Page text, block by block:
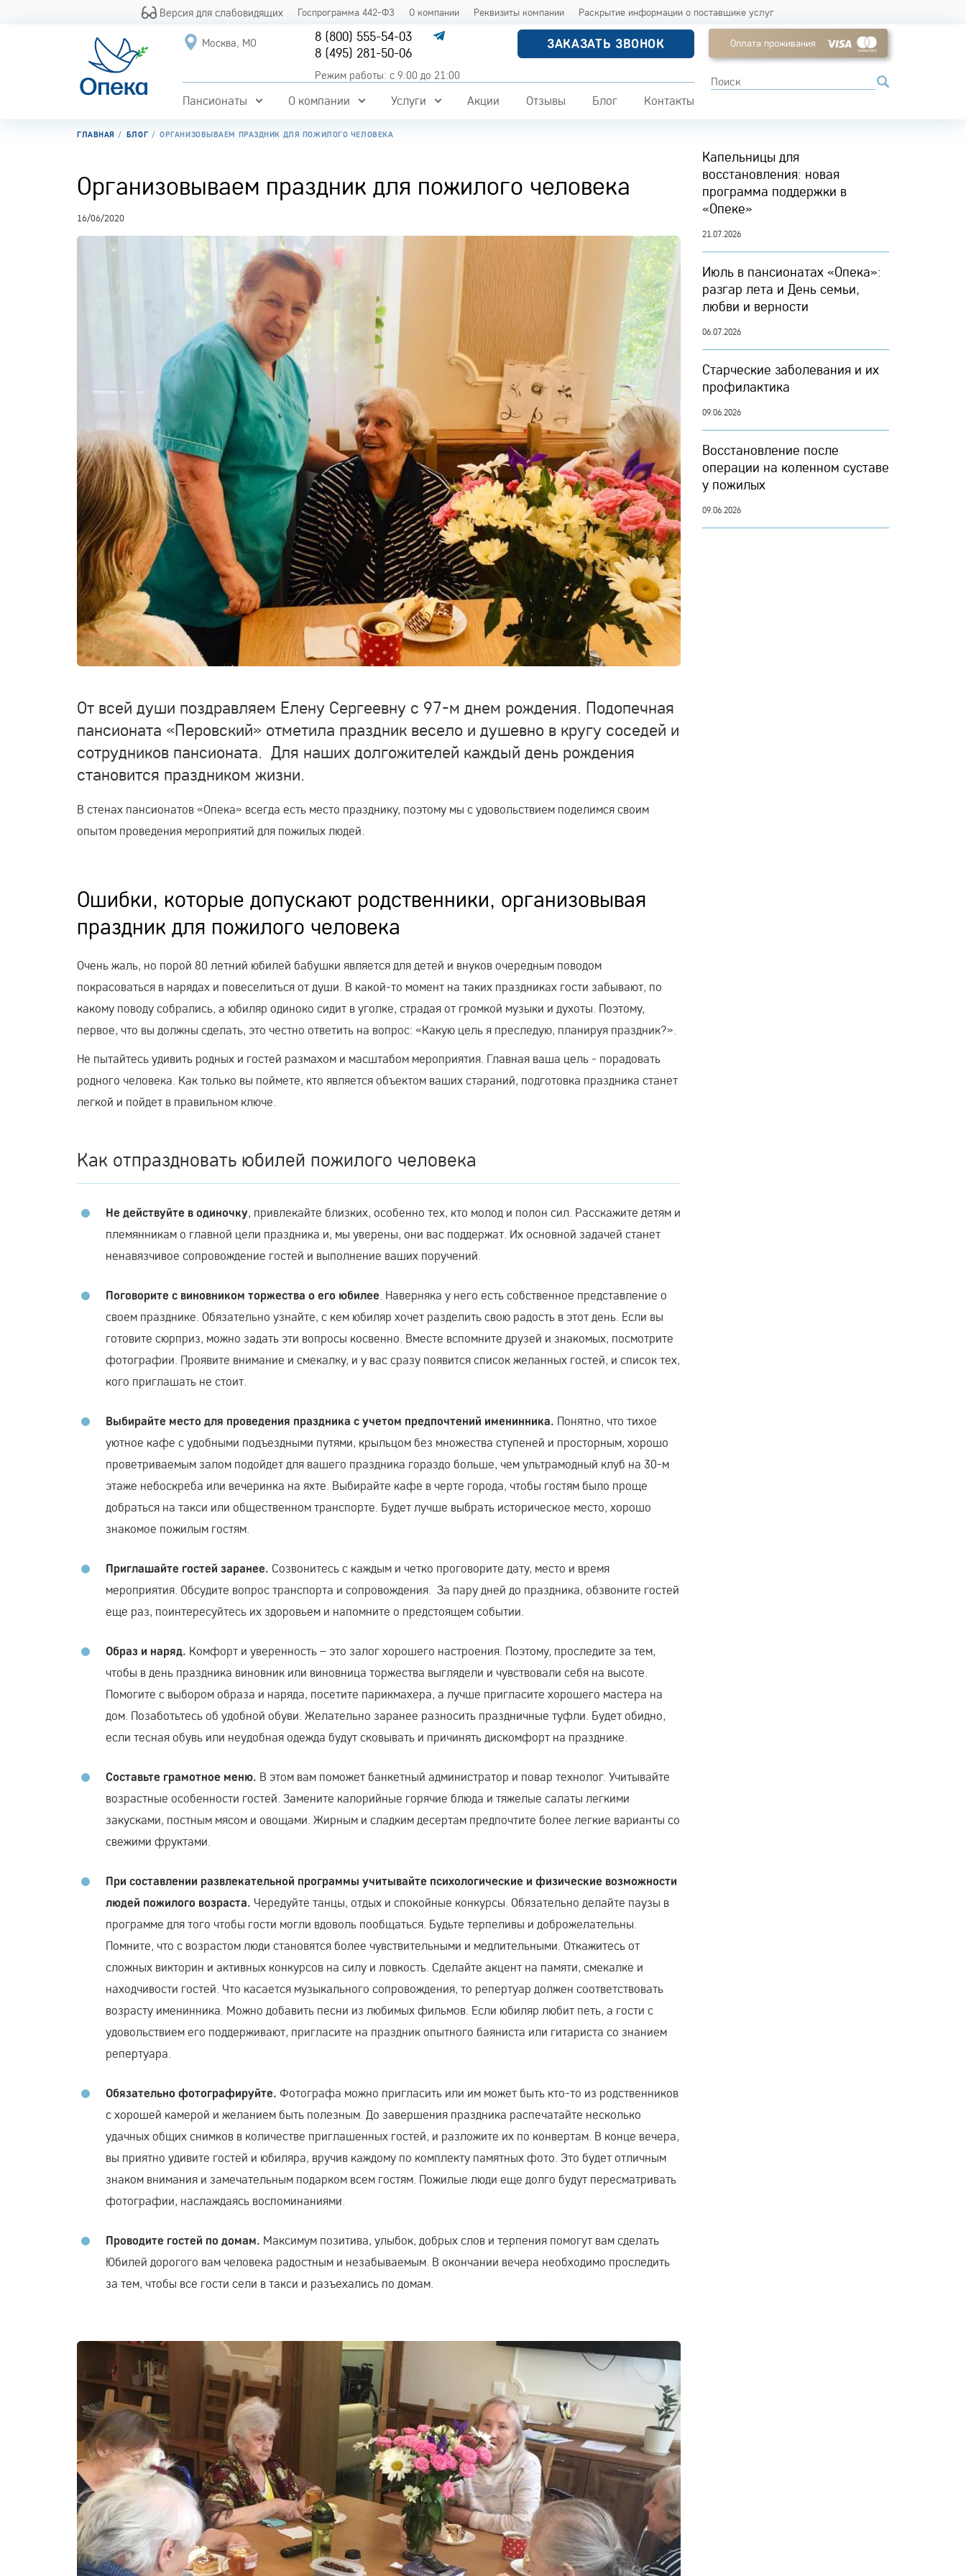
Версия для слабовидящих Госпрограмма 442-ФЗ О компании Реквизиты компании Раскрытие информации о поставщике услуг
Москва, МО
8 (800) 555-54-03
8 (495) 281-50-06
Режим работы: с 9:00 до 21:00
ЗАКАЗАТЬ ЗВОНОК
Пансионаты О компании Услуги Акции Отзывы Блог Контакты
Оплата проживания
ГЛАВНАЯ БЛОГ ОРГАНИЗОВЫВАЕМ ПРАЗДНИК ДЛЯ ПОЖИЛОГО ЧЕЛОВЕКА
Организовываем праздник для пожилого человека
16/06/2020
От всей души поздравляем Елену Сергеевну с 97-м днем рождения. Подопечная
пансионата «Перовский» отметила праздник весело и душевно в кругу соседей и
сотрудников пансионата. Для наших долгожителей каждый день рождения
становится праздником жизни.
В стенах пансионатов «Опека» всегда есть место празднику, поэтому мы с удовольствием поделимся своим
опытом проведения мероприятий для пожилых людей.
Ошибки, которые допускают родственники, организовывая
праздник для пожилого человека
Очень жаль, но порой 80 летний юбилей бабушки является для детей и внуков очередным поводом
покрасоваться в нарядах и повеселиться от души. В какой-то момент на таких праздниках гости забывают, по
какому поводу собрались, а юбиляр одиноко сидит в уголке, страдая от громкой музыки и духоты. Поэтому,
первое, что вы должны сделать, это честно ответить на вопрос: «Какую цель я преследую, планируя праздник?».
Не пытайтесь удивить родных и гостей размахом и масштабом мероприятия. Главная ваша цель - порадовать
родного человека. Как только вы поймете, кто является объектом ваших стараний, подготовка праздника станет
легкой и пойдет в правильном ключе.
Как отпраздновать юбилей пожилого человека
Не действуйте в одиночку, привлекайте близких, особенно тех, кто молод и полон сил. Расскажите детям и
племянникам о главной цели праздника и, мы уверены, они вас поддержат. Их основной задачей станет
ненавязчивое сопровождение гостей и выполнение ваших поручений.
Поговорите с виновником торжества о его юбилее. Наверняка у него есть собственное представление о
своем празднике. Обязательно узнайте, с кем юбиляр хочет разделить свою радость в этот день. Если вы
готовите сюрприз, можно задать эти вопросы косвенно. Вместе вспомните друзей и знакомых, посмотрите
фотографии. Проявите внимание и смекалку, и у вас сразу появится список желанных гостей, и список тех,
кого приглашать не стоит.
Выбирайте место для проведения праздника с учетом предпочтений именинника. Понятно, что тихое
уютное кафе с удобными подъездными путями, крыльцом без множества ступеней и просторным, хорошо
проветриваемым залом подойдет для вашего праздника гораздо больше, чем ультрамодный клуб на 30-м
этаже небоскреба или вечеринка на яхте. Выбирайте кафе в черте города, чтобы гостям было проще
добраться на такси или общественном транспорте. Будет лучше выбрать историческое место, хорошо
знакомое пожилым гостям.
Приглашайте гостей заранее. Созвонитесь с каждым и четко проговорите дату, место и время
мероприятия. Обсудите вопрос транспорта и сопровождения. За пару дней до праздника, обзвоните гостей
еще раз, поинтересуйтесь их здоровьем и напомните о предстоящем событии.
Образ и наряд. Комфорт и уверенность – это залог хорошего настроения. Поэтому, проследите за тем,
чтобы в день праздника виновник или виновница торжества выглядели и чувствовали себя на высоте.
Помогите с выбором образа и наряда, посетите парикмахера, а лучше пригласите хорошего мастера на
дом. Позаботьтесь об удобной обуви. Желательно заранее разносить праздничные туфли. Будет обидно,
если тесная обувь или неудобная одежда будут сковывать и причинять дискомфорт на празднике.
Составьте грамотное меню. В этом вам поможет банкетный администратор и повар технолог. Учитывайте
возрастные особенности гостей. Замените калорийные горячие блюда и тяжелые салаты легкими
закусками, постным мясом и овощами. Жирным и сладким десертам предпочтите более легкие варианты со
свежими фруктами.
При составлении развлекательной программы учитывайте психологические и физические возможности
людей пожилого возраста. Чередуйте танцы, отдых и спокойные конкурсы. Обязательно делайте паузы в
программе для того чтобы гости могли вдоволь пообщаться. Будьте терпеливы и доброжелательны.
Помните, что с возрастом люди становятся более чувствительными и медлительными. Откажитесь от
сложных викторин и активных конкурсов на силу и ловкость. Сделайте акцент на памяти, смекалке и
находчивости гостей. Что касается музыкального сопровождения, то репертуар должен соответствовать
возрасту именинника. Можно добавить песни из любимых фильмов. Если юбиляр любит петь, а гости с
удовольствием его поддерживают, пригласите на праздник опытного баяниста или гитариста со знанием
репертуара.
Обязательно фотографируйте. Фотографа можно пригласить или им может быть кто-то из родственников
с хорошей камерой и желанием быть полезным. До завершения праздника распечатайте несколько
удачных общих снимков в количестве приглашенных гостей, и разложите их по конвертам. В конце вечера,
вы приятно удивите гостей и юбиляра, вручив каждому по комплекту памятных фото. Это будет отличным
знаком внимания и замечательным подарком всем гостям. Пожилые люди еще долго будут пересматривать
фотографии, наслаждаясь воспоминаниями.
Проводите гостей по домам. Максимум позитива, улыбок, добрых слов и терпения помогут вам сделать
Юбилей дорогого вам человека радостным и незабываемым. В окончании вечера необходимо проследить
за тем, чтобы все гости сели в такси и разъехались по домам.
Капельницы для
восстановления: новая
программа поддержки в
«Опеке»
21.07.2026
Июль в пансионатах «Опека»:
разгар лета и День семьи,
любви и верности
06.07.2026
Старческие заболевания и их
профилактика
09.06.2026
Восстановление после
операции на коленном суставе
у пожилых
09.06.2026